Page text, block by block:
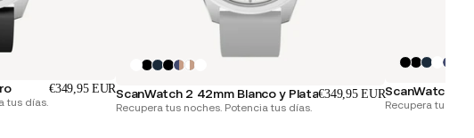
€349,95 EUR
tus días.
ScanWatch 2 42mm Blanco y Plata€349,95 EUR
Recupera tus noches. Potencia tus días.
ScanWatch 2
Recupera tus